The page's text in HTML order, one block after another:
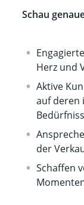
Schau
Herz und
Aktive
auf deren
der
Schaffen